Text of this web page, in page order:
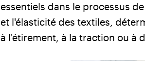
essentiels dans le processus
et l'élasticité des textiles,
à l'étirement, à la traction ou à